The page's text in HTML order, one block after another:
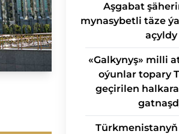
Aşgabat
mynasybetli täze
açyldy
«Galkynyş» milli
oýunlar topary
geçirilen